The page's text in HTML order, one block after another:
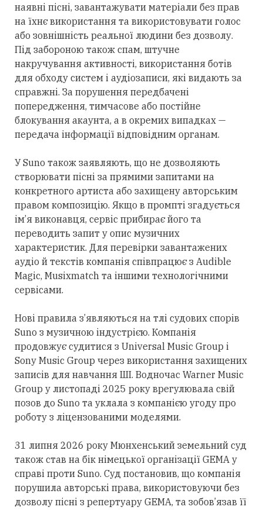
наявні пісні, завантажувати матеріали без прав
на їхнє використання та використовувати голос
або зовнішність реальної людини без дозволу.
Під забороною також спам, штучне
накручування активності, використання ботів
для обходу систем і аудіозаписи, які видають за
справжні. За порушення передбачені
попередження, тимчасове або постійне
блокування акаунта, а в окремих випадках —
передача інформації відповідним органам.
У Suno також заявляють, що не дозволяють
створювати пісні за прямими запитами на
конкретного артиста або захищену авторським
правом композицію. Якщо в промпті згадується
ім’я виконавця, сервіс прибирає його та
переводить запит у опис музичних
характеристик. Для перевірки завантажених
аудіо й текстів компанія співпрацює з Audible
Magic, Musixmatch та іншими технологічними
сервісами.
Нові правила з’являються на тлі судових спорів
Suno з музичною індустрією. Компанія
продовжуєсудитися з Universal Music Group і
Sony Music Group через використання захищених
записів для навчання ШІ. Водночас Warner Music
Group у листопаді 2025 року врегулювала свій
позов до Suno та уклала з компанією угоду про
роботу з ліцензованими моделями.
31 липня 2026 року Мюнхенський земельний суд
також став на бік німецької організації GEMA у
справі проти Suno. Суд постановив, що компанія
порушила авторські права, використовуючи без
дозволу пісні з репертуару GEMA, та зобов’язав її